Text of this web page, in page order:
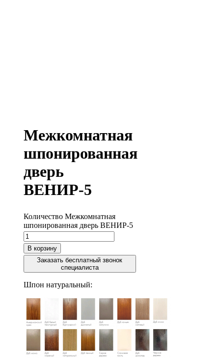
Межкомнатная
шпонированная
дверь
ВЕНИР-5
Количество Межкомнатная
шпонированная дверь ВЕНИР-5
В корзину
Заказать бесплатный звонок
специалиста
Шпон натуральный: